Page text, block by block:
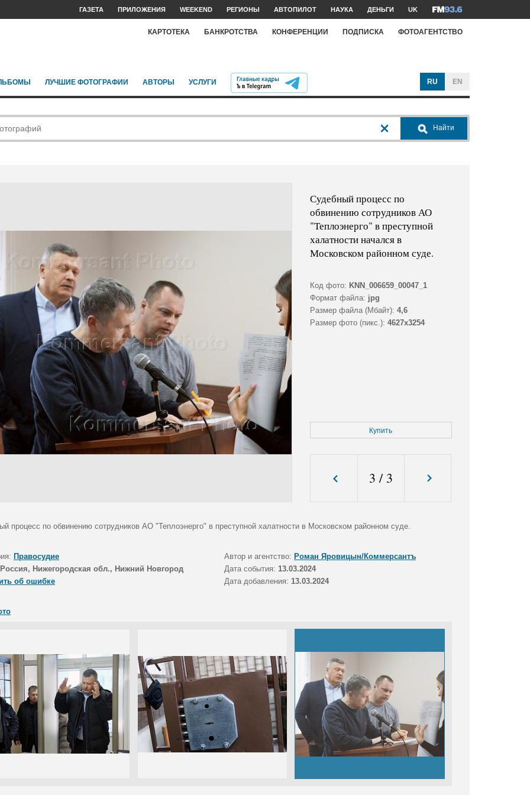
ГАЗЕТА ПРИЛОЖЕНИЯ WEEKEND РЕГИОНЫ АВТОПИЛОТ НАУКА ДЕНЬГИ UK
КАРТОТЕКА БАНКРОТСТВА КОНФЕРЕНЦИИ ПОДПИСКА ФОТОАГЕНТСТВО
ЛУЧШИЕ ФОТОГРАФИИ АВТОРЫ УСЛУГИ RU EN
Найти
Судебный процесс по
обвинению сотрудников АО
"Теплоэнерго" в преступной
халатности начался в
Московском районном суде.
Код фото: KNN_006659_00047_1
Формат файла: jpg
Размер файла (Мбайт): 4,6
Размер фото (пикс.): 4627x3254
Купить
3 / 3
процесс по обвинению сотрудников АО "Теплоэнерго" в преступной халатности в Московском районном суде.
Правосудие Автор и агентство: Роман Яровицын/Коммерсантъ
Россия, Нижегородская обл., Нижний Новгород Дата события: 13.03.2024
об ошибке
Дата добавления: 13.03.2024